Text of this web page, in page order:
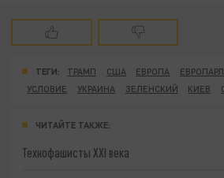
ТЕГИ: ТРАМП США ЕВРОПА
УСЛОВИЕ
УКРАИНА ЗЕЛЕНСКИЙ КИЕВ
ЧИТАЙТЕ ТАКЖЕ:
Технофашисты XXI века